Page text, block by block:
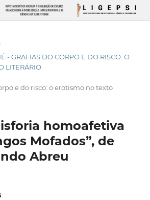
- GRAFIAS DO CORPO E DO RISCO: O
LITERÁRIO
e do risco: o erotismo no texto
homoafetiva
Mofados”, de
Abreu